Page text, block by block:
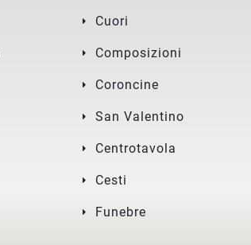
Cuori
Composizioni
Coroncine
San Valentino
Centrotavola
Cesti
Funebre